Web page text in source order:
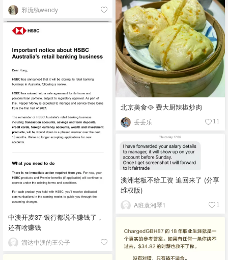
邪流纨wendy
北京美食🥘 费大厨辣椒炒肉
丢丢乐 11
中澳开麦37-银行都说不赚钱了，
还有啥赚钱
溜达中澳的王公子
澳洲老板不给工资 追回来了 (分享
维权版)
A班袁湘琴1 1